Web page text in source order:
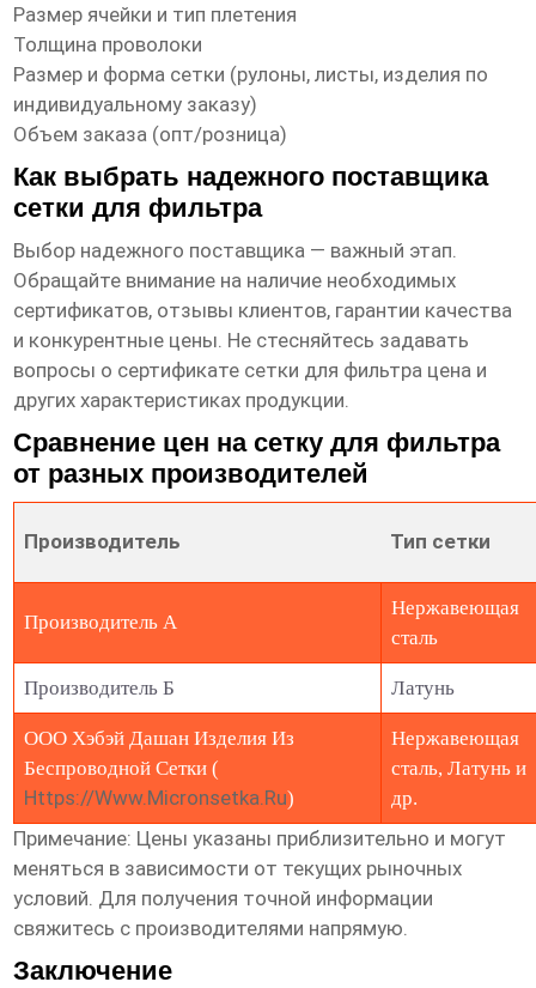
Размер ячейки и тип плетения
Толщина проволоки
Размер и форма сетки (рулоны, листы, изделия по
индивидуальному заказу)
Объем заказа (опт/розница)
Как выбрать надежного поставщика
сетки для фильтра
Выбор надежного поставщика — важный этап.
Обращайте внимание на наличие необходимых
сертификатов, отзывы клиентов, гарантии качества
и конкурентные цены. Не стесняйтесь задавать
вопросы о сертификате сетки для фильтра цена и
других характеристиках продукции.
Сравнение цен на сетку для фильтра
от разных производителей
Производитель Тип сетки
Производитель А
Нержавеющая
сталь
Производитель Б Латунь
ООО Хэбэй Дашан Изделия Из
Беспроводной Сетки (
Https://www.micronsetka.ru)
Нержавеющая
сталь, Латунь и
др.
Примечание: Цены указаны приблизительно и могут
меняться в зависимости от текущих рыночных
условий. Для получения точной информации
свяжитесь с производителями напрямую.
Заключение